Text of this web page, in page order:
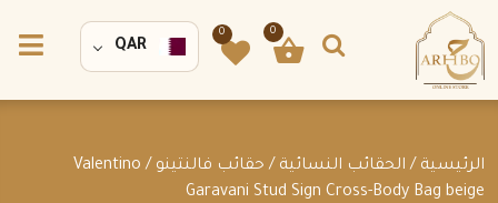
0
0
QAR
الرئيسية / الحقائب النسائية / حقائب فالنتينو
/ Valentino
Garavani Stud Sign Cross-Body Bag beige